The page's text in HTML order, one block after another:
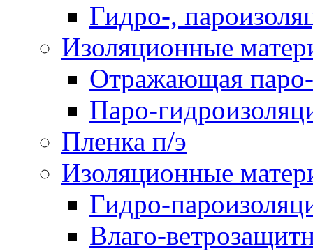
Гидро-,
Изоляционные
Отражающая
Паро-
Пленка п/э
Изоляционные
Гидро-
Влаго-